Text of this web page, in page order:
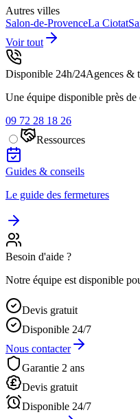
Autres villes
Salon-de-ProvenceLa Ciotat
Voir tout
Disponible 24h/24Agences &
Une équipe disponible près de
09 72 28 18 26
Ressources
Guides & conseils
Le guide des fermetures
Besoin d'aide ?
Notre équipe est disponible
Devis gratuit
Disponible 24/7
Nous contacter
Garantie 2 ans
Devis gratuit
Disponible 24/7